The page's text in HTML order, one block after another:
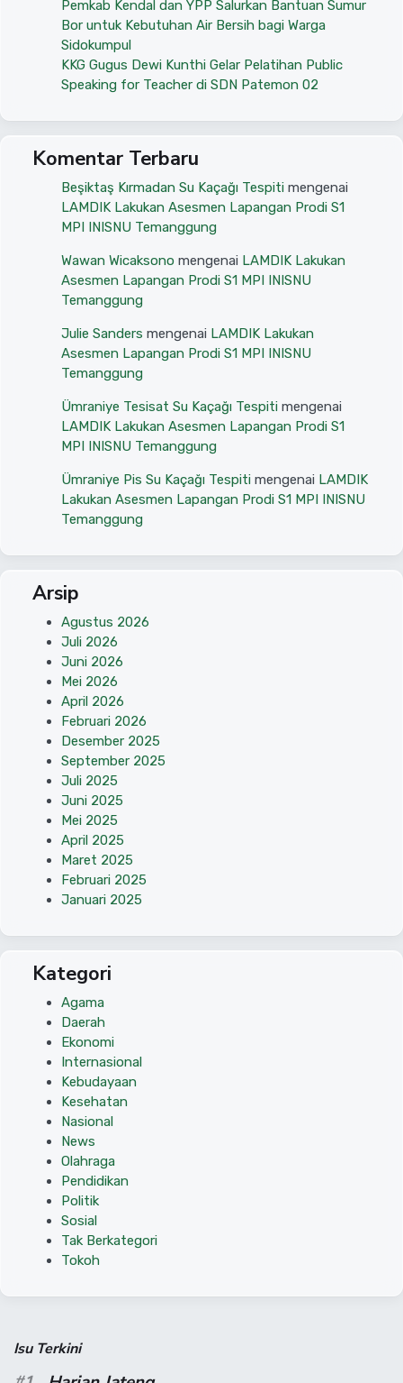
Pemkab Kendal dan YPP Salurkan Bantuan Sumur
Bor untuk Kebutuhan Air Bersih bagi Warga
Sidokumpul
KKG Gugus Dewi Kunthi Gelar Pelatihan Public
Speaking for Teacher di SDN Patemon 02
Komentar Terbaru
Beşiktaş Kırmadan Su Kaçağı Tespiti mengenai
LAMDIK Lakukan Asesmen Lapangan Prodi S1
MPI INISNU Temanggung
Wawan Wicaksono mengenai LAMDIK Lakukan
Asesmen Lapangan Prodi S1 MPI INISNU
Temanggung
Julie Sanders mengenai LAMDIK Lakukan
Asesmen Lapangan Prodi S1 MPI INISNU
Temanggung
Ümraniye Tesisat Su Kaçağı Tespiti mengenai
LAMDIK Lakukan Asesmen Lapangan Prodi S1
MPI INISNU Temanggung
Ümraniye Pis Su Kaçağı Tespiti mengenai LAMDIK
Lakukan Asesmen Lapangan Prodi S1 MPI INISNU
Temanggung
Arsip
Agustus 2026
Juli 2026
Juni 2026
Mei 2026
April 2026
Februari 2026
Desember 2025
September 2025
Juli 2025
Juni 2025
Mei 2025
April 2025
Maret 2025
Februari 2025
Januari 2025
Kategori
Agama
Daerah
Ekonomi
Internasional
Kebudayaan
Kesehatan
Nasional
News
Olahraga
Pendidikan
Politik
Sosial
Tak Berkategori
Tokoh
Isu Terkini